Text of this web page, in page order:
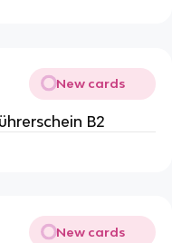
New cards
B2
New cards